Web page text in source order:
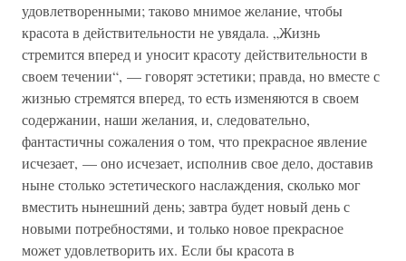
удовлетворенными; таково мнимое желание, чтобы
красота в действительности не увядала. „Жизнь
стремится вперед и уносит красоту действительности в
своем течении“, — говорят эстетики; правда, но вместе с
жизнью стремятся вперед, то есть изменяются в своем
содержании, наши желания, и, следовательно,
фантастичны сожаления о том, что прекрасное явление
исчезает, — оно исчезает, исполнив свое дело, доставив
ныне столько эстетического наслаждения, сколько мог
вместить нынешний день; завтра будет новый день с
новыми потребностями, и только новое прекрасное
может удовлетворить их. Если бы красота в